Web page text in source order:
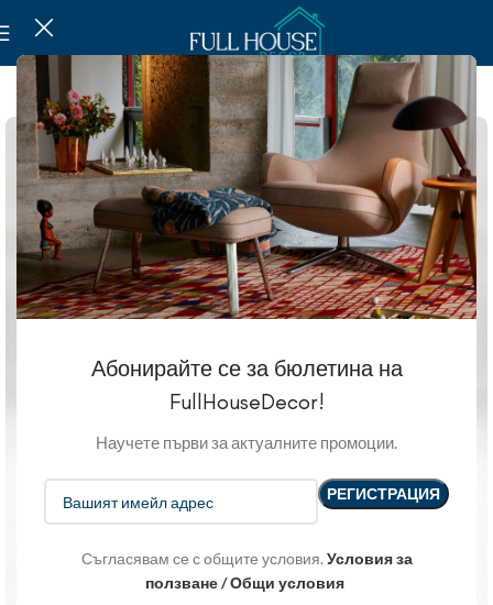
Абонирайте се за бюлетина на
FullHouseDecor!
Научете първи за актуалните промоции.
Съгласявам се с общите условия. Условия за
ползване / Общи условия
SOLD OUT